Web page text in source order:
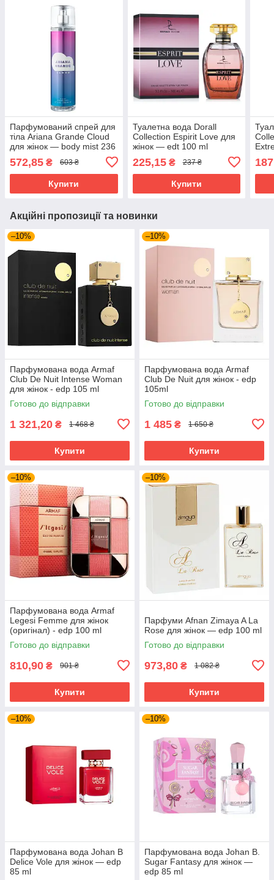
Парфумований спрей для
тіла Ariana Grande Cloud
для жінок — body mist 236
572,85 ₴ 603 ₴
Купити
Туалетна вода Dorall
Collection Espirit Love для
жінок — edt 100 ml
225,15₴ 237 ₴
Купити
Акційні пропозиції та новинки
–10%
Парфумована вода Armaf
Club De Nuit Intense Woman
для жінок - edp 105 ml
Готово до відправки
1 321,20 ₴ 1 468 ₴
Купити
–10%
Парфумована вода Armaf
Club De Nuit для жінок - edp
105ml
Готово до відправки
1 485 ₴ 1 650 ₴
Купити
–10%
Парфумована вода Armaf
Legesi Femme для жінок
(оригінал) - edp 100 ml
Готово до відправки
810,90 ₴ 901 ₴
Купити
–10%
Парфуми Afnan Zimaya A La
Rose для жінок — edp 100 ml
Готово до відправки
973,80 ₴ 1 082 ₴
Купити
–10%
Парфумована вода Johan B
Delice Vole для жінок — edp
85 ml
–10%
Парфумована вода Johan B.
Sugar Fantasy для жінок —
edp 85 ml